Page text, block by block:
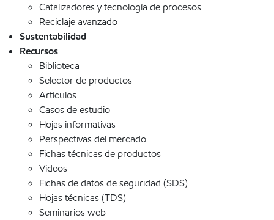
Catalizadores y tecnología de procesos
Reciclaje avanzado
Sustentabilidad
Recursos
Biblioteca
Selector de productos
Artículos
Casos de estudio
Hojas informativas
Perspectivas del mercado
Fichas técnicas de productos
Videos
Fichas de datos de seguridad (SDS)
Hojas técnicas (TDS)
Seminarios web